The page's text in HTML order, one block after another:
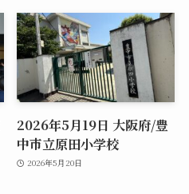
2026年5月19日 大阪府/豊
中市立原田小学校
2026年5月20日